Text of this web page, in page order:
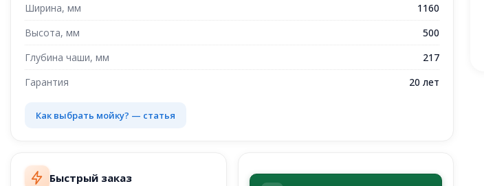
Ширина, мм
1160
Высота, мм
500
Глубина чаши, мм
217
Гарантия
20 лет
Как выбрать мойку? — статья
Быстрый заказ